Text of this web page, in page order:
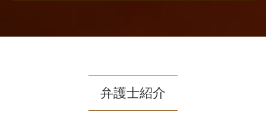
弁護士紹介